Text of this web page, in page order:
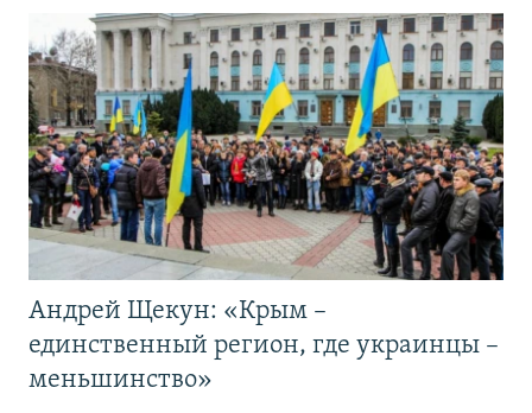
Андрей Щекун: «Крым –
единственный регион, где украинцы –
меньшинство»